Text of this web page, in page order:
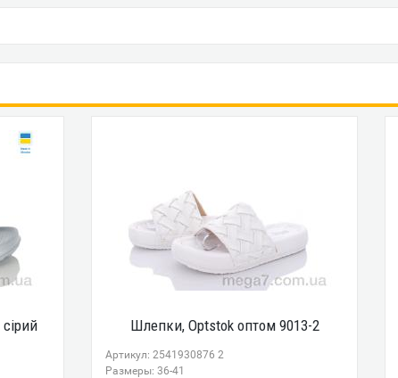
Шлепки, Optstok оптом 9013-2
Артикул: 2541930876 2
Размеры: 36-41